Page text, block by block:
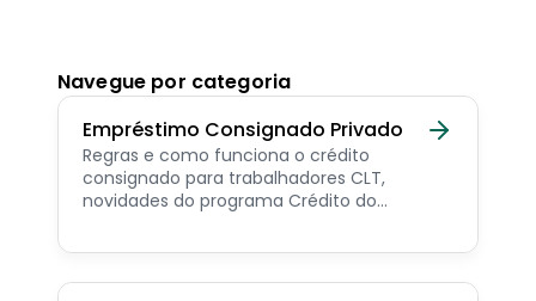
Navegue por categoria
Empréstimo Consignado Privado
Regras e como funciona o crédito
consignado para trabalhadores CLT,
novidades do programa Crédito do
consignado privado.